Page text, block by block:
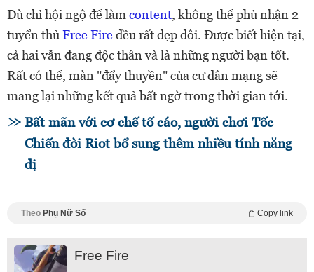
Dù chỉ hội ngộ để làm content, không thể phủ nhận 2
tuyển thủ Free Fiređều rất đẹp đôi. Được biết hiện tại,
cả hai vẫn đang độc thân và là những người bạn tốt.
Rất có thể, màn "đẩy thuyền" của cư dân mạng sẽ
mang lại những kết quả bất ngờ trong thời gian tới.
Bất mãn với cơ chế tố cáo, người chơi Tốc
Chiến đòi Riot bổ sung thêm nhiều tính năng
dị
Theo Phụ Nữ Số Copy link
Free Fire